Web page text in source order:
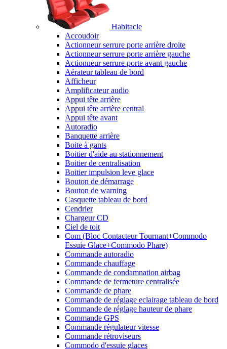
Habitacle
Accoudoir
Actionneur serrure porte arrière droite
Actionneur serrure porte arrière gauche
Actionneur serrure porte avant gauche
Aérateur tableau de bord
Afficheur
Amplificateur audio
Appui tête arrière
Appui tête arrière central
Appui tête avant
Autoradio
Banquette arrière
Boite à gants
Boitier d'aide au stationnement
Boitier de centralisation
Boitier impulsion leve glace
Bouton de démarrage
Bouton de warning
Casquette tableau de bord
Cendrier
Chargeur CD
Ciel de toit
Com (Bloc Contacteur Tournant+Commodo
Essuie Glace+Commodo Phare)
Commande autoradio
Commande chauffage
Commande de condamnation airbag
Commande de fermeture centralisée
Commande de phare
Commande de réglage eclairage tableau de bord
Commande de réglage hauteur de phare
Commande GPS
Commande régulateur vitesse
Commande rétroviseurs
Commodo d'essuie glaces